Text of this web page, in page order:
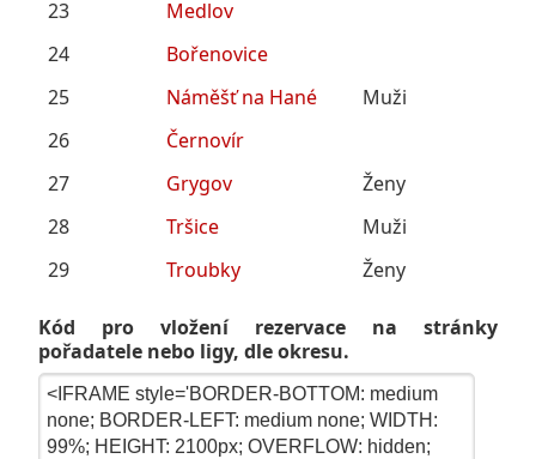
23
Medlov
24
Bořenovice
25
Náměšť na Hané
Muži
26
Černovír
27
Grygov
Ženy
28
Tršice
Muži
29
Troubky Ženy
Kód pro vložení rezervace na stránky
pořadatele nebo ligy, dle okresu.